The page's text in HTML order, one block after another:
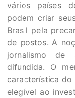
vários países
podem criar
Brasil pela
de postos. A
jornalismo de
difundida. O
característica do
elegível ao